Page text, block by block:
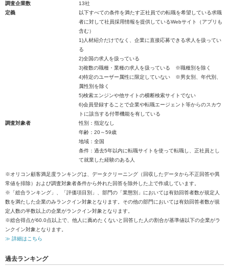
調査企業数
13社
定義
以下すべての条件を満たす正社員での転職を希望している求職
者に対して社員採用情報を提供しているWebサイト（アプリも
含む）
1)人材紹介だけでなく、企業に直接応募できる求人を扱ってい
る
2)全国の求人を扱っている
3)複数の職種・業種の求人を扱っている ※職種別を除く
4)特定のユーザー属性に限定していない ※男女別、年代別、
属性別を除く
5)検索エンジンや他サイトの横断検索サイトでない
6)会員登録することで企業や転職エージェント等からのスカウ
トに該当する付帯機能を有している
調査対象者
性別：指定なし
年齢：20～59歳
地域：全国
条件：過去5年以内に転職サイトを使って転職し、正社員とし
て就業した経験のある人
※オリコン顧客満足度ランキングは、データクリーニング（回収したデータから不正回答や異
常値を排除）および調査対象者条件から外れた回答を除外した上で作成しています。
※「総合ランキング」、「評価項目別」、部門の「業態別」においては有効回答者数が規定人
数を満たした企業のみランクイン対象となります。その他の部門においては有効回答者数が規
定人数の半数以上の企業がランクイン対象となります。
※総合得点が60.0点以上で、他人に薦めたくないと回答した人の割合が基準値以下の企業がラ
ンクイン対象となります。
≫ 詳細はこちら
過去ランキング